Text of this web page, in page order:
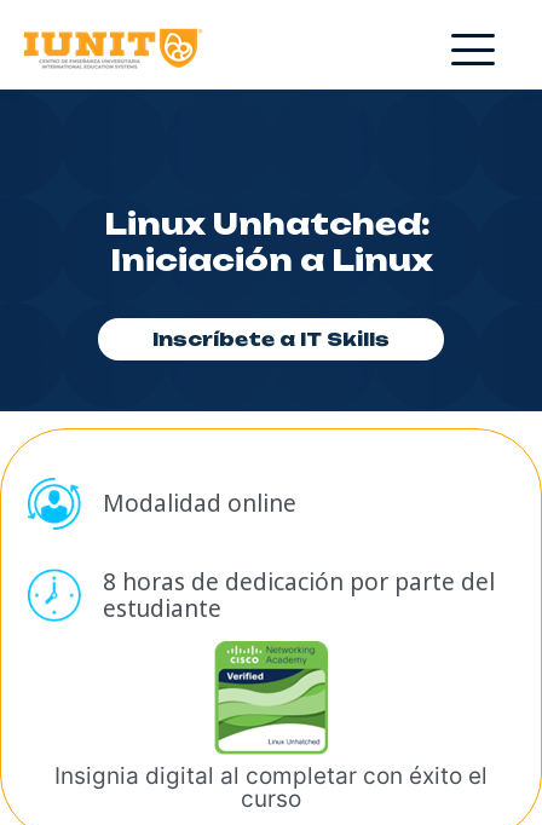
Linux Unhatched:
Iniciación a Linux
Inscríbete a IT Skills
Modalidad online
8 horas de dedicación por parte del
estudiante
Insignia digital al completar con éxito el
curso